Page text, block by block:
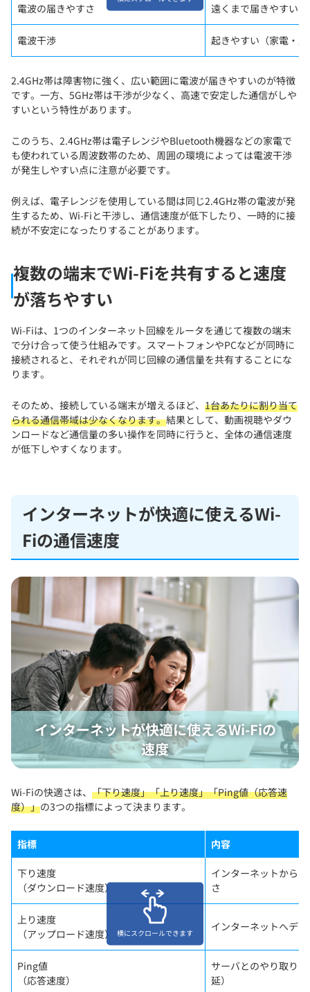
電波の届きやすさ 遠くまで届きやすい
電波干渉 起きやすい（家電・
2.4GHz帯は障害物に強く、広い範囲に電波が届きやすいのが特徴
です。一方、5GHz帯は干渉が少なく、高速で安定した通信がしや
すいという特性があります。
このうち、2.4GHz帯は電子レンジやBluetooth機器などの家電で
も使われている周波数帯のため、周囲の環境によっては電波干渉
が発生しやすい点に注意が必要です。
例えば、電子レンジを使用している間は同じ2.4GHz帯の電波が発
生するため、Wi-Fiと干渉し、通信速度が低下したり、一時的に接
続が不安定になったりすることがあります。
複数の端末でWi-Fiを共有すると速度
が落ちやすい
Wi-Fiは、1つのインターネット回線をルータを通じて複数の端末
で分け合って使う仕組みです。スマートフォンやPCなどが同時に
接続されると、それぞれが同じ回線の通信量を共有することにな
ります。
そのため、接続している端末が増えるほど、 1台あたりに割り当て
られる通信帯域は少なくなります。結果として、動画視聴やダウ
ンロードなど通信量の多い操作を同時に行うと、全体の通信速度
が低下しやすくなります。
インターネットが快適に使えるWi-
Fiの通信速度
インターネットが快適に使えるWi-Fiの
速度
Wi-Fiの快適さは、 「下り速度」「上り速度」「Ping値（応答速
度）」の3つの指標によって決まります。
指標 内容
下り速度
（ダウンロード速度）
インターネットから
さ
上り速度
（アップロード速度）
インターネットへデ
Ping値
（応答速度）
サーバとのやり取り
延）
横にスクロールできます